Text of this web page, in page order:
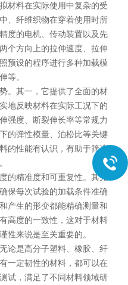
材料在实际使用中复杂的受
、纤维织物在穿着使用时所
度的电机、传动装置以及先
个方向上的拉伸速度、拉伸
预设的程序进行多种加载模
等。
其一，它提供了全面的材
地反映材料在实际工况下的
强度、断裂伸长率等常规力
的弹性模量、泊松比等关键
的性能有认识，有助于筛选
精准度和可重复性。其先
保每次试验的加载条件准确
产生的形变都能精确测量和
高度的一致性，这对于材料
性来说是至关重要的。
是高分子塑料、橡胶、纤
一定韧性的材料，都可以在
试，满足了不同材料领域研